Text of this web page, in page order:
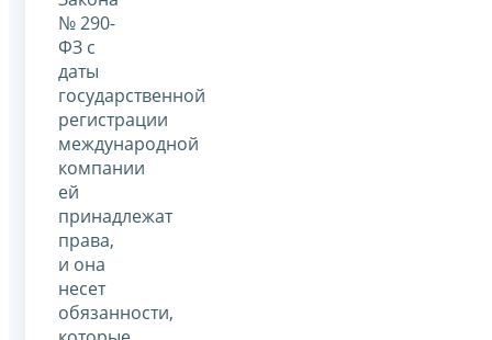
№ 290-
ФЗ с
даты
государственной
регистрации
международной
компании
ей
принадлежат
права,
и она
несет
обязанности,